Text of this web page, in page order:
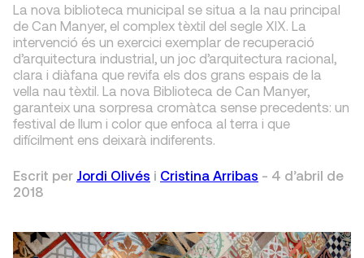
La nova biblioteca municipal se situa a la nau principal
de Can Manyer, el complex tèxtil del segle XIX. La
intervenció és un exercici exemplar de recuperació
d’arquitectura industrial, un joc d’arquitectura racional,
clara i diàfana que revifa els dos grans espais de la
vella nau tèxtil. La nova Biblioteca de Can Manyer,
garanteix una sorpresa cromàtca sense precedents: un
festival de llum i color que enfoca al terra i que
difícilment ens deixarà indiferents.
Escrit per Jordi Olivés i Cristina Arribas - 4 d’abril de
2018